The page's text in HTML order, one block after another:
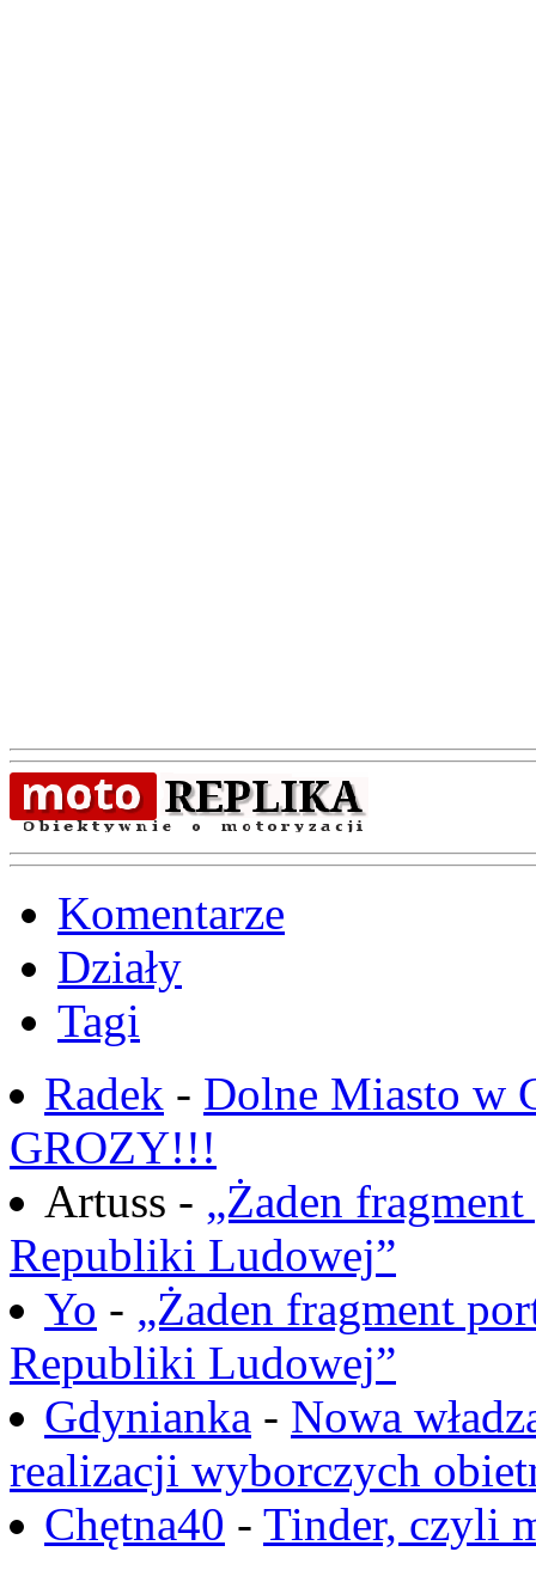
Komentarze
Działy
Tagi
Radek - Dolne Miasto w
GROZY!!!
Artuss - „Żaden
Republiki Ludowej”
Yo - „Żaden fragment
Republiki Ludowej”
Gdynianka - Nowa
realizacji wyborczych
Chętna40 - Tinder, czyli